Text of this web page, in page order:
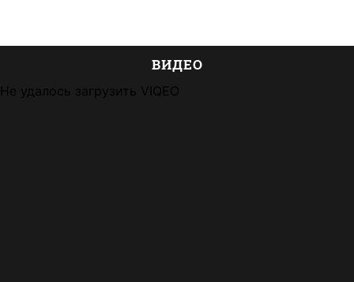
ВИДЕО
Не удалось загрузить VIQEO